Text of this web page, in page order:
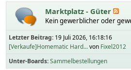
Marktplatz - Güter
Kein gewerblicher oder
Letzter Beitrag: 19 Juli 2026, 16:18:16
[Verkaufe]Homematic Hard...von Fixel2012
Unter-Boards Sammelbestellungen